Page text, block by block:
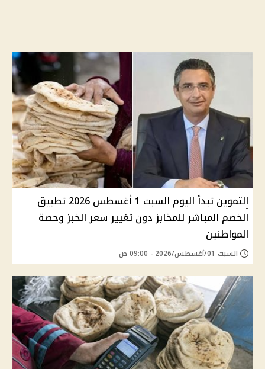
التموين تبدأ اليوم السبت 1 أغسطس 2026 تطبيق
الخصم المباشر للمخابز دون تغيير سعر الخبز وحصة
المواطنين
السبت 01/أغسطس/2026 - 09:00 ص